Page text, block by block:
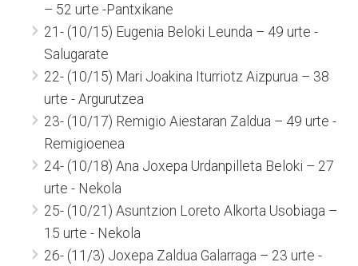
– 52 urte -Pantxikane
21- (10/15) Eugenia Beloki Leunda – 49 urte -
Salugarate
22- (10/15) Mari Joakina Iturriotz Aizpurua – 38
urte - Argurutzea
23- (10/17) Remigio Aiestaran Zaldua – 49 urte -
Remigioenea
24- (10/18) Ana Joxepa Urdanpilleta Beloki – 27
urte - Nekola
25- (10/21) Asuntzion Loreto Alkorta Usobiaga –
15 urte - Nekola
26- (11/3) Joxepa Zaldua Galarraga – 23 urte -